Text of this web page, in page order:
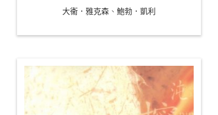
大衞．雅克森 、 鮑勃．凱利